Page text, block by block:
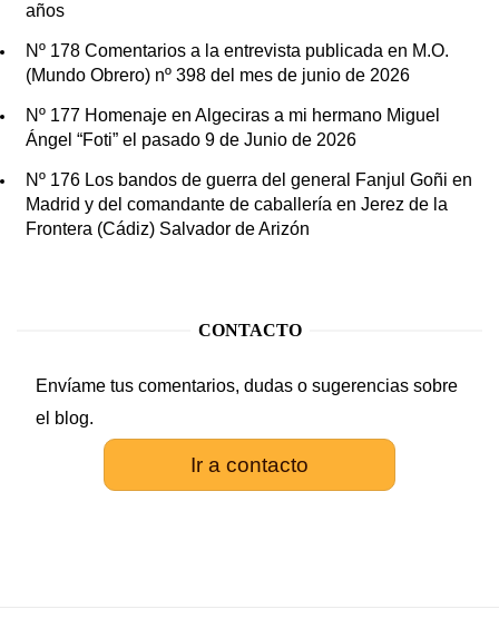
años
Nº 178 Comentarios a la entrevista publicada en M.O.
(Mundo Obrero) nº 398 del mes de junio de 2026
Nº 177 Homenaje en Algeciras a mi hermano Miguel
Ángel “Foti” el pasado 9 de Junio de 2026
Nº 176 Los bandos de guerra del general Fanjul Goñi en
Madrid y del comandante de caballería en Jerez de la
Frontera (Cádiz) Salvador de Arizón
CONTACTO
Envíame tus comentarios, dudas o sugerencias sobre
el blog.
Ir a contacto